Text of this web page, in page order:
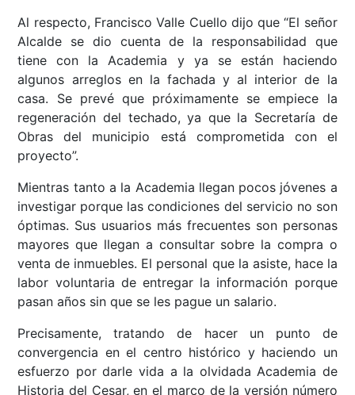
Al respecto, Francisco Valle Cuello dijo que “El señor
Alcalde se dio cuenta de la responsabilidad que
tiene con la Academia y ya se están haciendo
algunos arreglos en la fachada y al interior de la
casa. Se prevé que próximamente se empiece la
regeneración del techado, ya que la Secretaría de
Obras del municipio está comprometida con el
proyecto”.
Mientras tanto a la Academia llegan pocos jóvenes a
investigar porque las condiciones del servicio no son
óptimas. Sus usuarios más frecuentes son personas
mayores que llegan a consultar sobre la compra o
venta de inmuebles. El personal que la asiste, hace la
labor voluntaria de entregar la información porque
pasan años sin que se les pague un salario.
Precisamente, tratando de hacer un punto de
convergencia en el centro histórico y haciendo un
esfuerzo por darle vida a la olvidada Academia de
Historia del Cesar, en el marco de la versión número